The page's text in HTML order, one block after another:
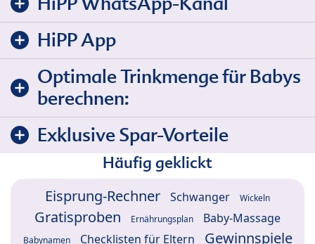
HiPP App
Optimale Trinkmenge für Babys
berechnen:
Exklusive Spar-Vorteile
Häufig geklickt
Eisprung-Rechner Schwanger Wickeln
Gratisproben Ernährungsplan Baby-Massage
Babynamen Checklisten für Eltern
Gewinnspiele